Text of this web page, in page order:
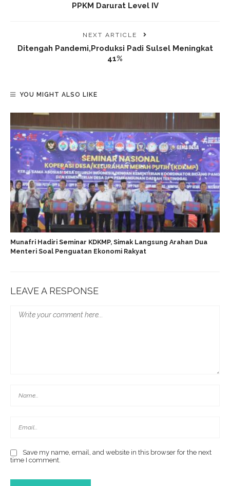
PPKM Darurat Level IV
NEXT ARTICLE
Ditengah Pandemi,Produksi Padi Sulsel Meningkat
41%
YOU MIGHT ALSO LIKE
Munafri Hadiri Seminar KDKMP, Simak Langsung Arahan Dua
Menteri Soal Penguatan Ekonomi Rakyat
LEAVE A RESPONSE
Save my name, email, and website in this browser for the next
time I comment.